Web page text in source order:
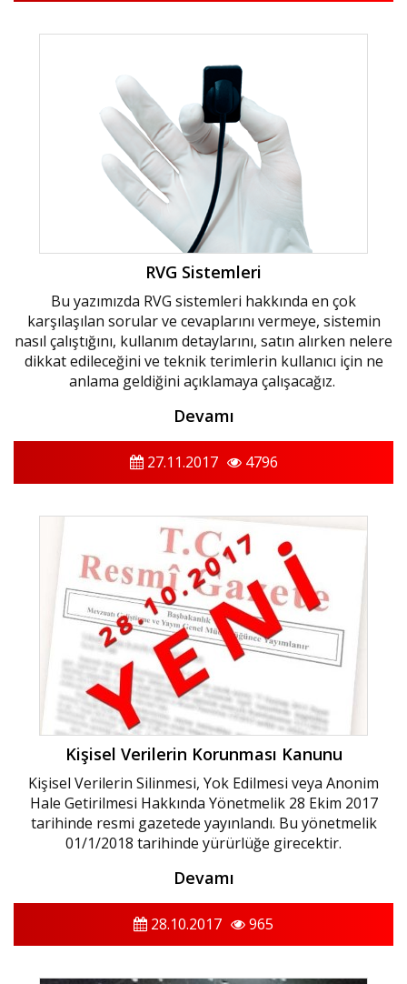
RVG Sistemleri
Bu yazımızda RVG sistemleri hakkında en çok
karşılaşılan sorular ve cevaplarını vermeye, sistemin
nasıl çalıştığını, kullanım detaylarını, satın alırken nelere
dikkat edileceğini ve teknik terimlerin kullanıcı için ne
anlama geldiğini açıklamaya çalışacağız.
Devamı
27.11.2017 4796
Kişisel Verilerin Korunması Kanunu
Kişisel Verilerin Silinmesi, Yok Edilmesi veya Anonim
Hale Getirilmesi Hakkında Yönetmelik 28 Ekim 2017
tarihinde resmi gazetede yayınlandı. Bu yönetmelik
01/1/2018 tarihinde yürürlüğe girecektir.
Devamı
28.10.2017 965